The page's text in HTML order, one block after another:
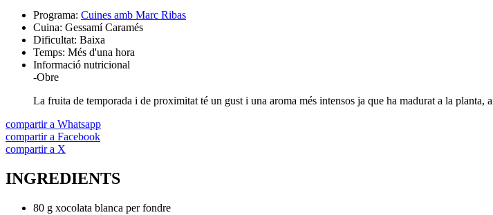
Programa: Cuines amb Marc Ribas
Cuina: Gessamí Caramés
Dificultat: Baixa
Temps: Més d'una hora
Informació nutricional
-Obre
La fruita de temporada i de proximitat té un gust i una aroma més intensos ja que ha madurat a la planta,
compartir a Whatsapp
compartir a Facebook
compartir a X
INGREDIENTS
80 g xocolata blanca per fondre